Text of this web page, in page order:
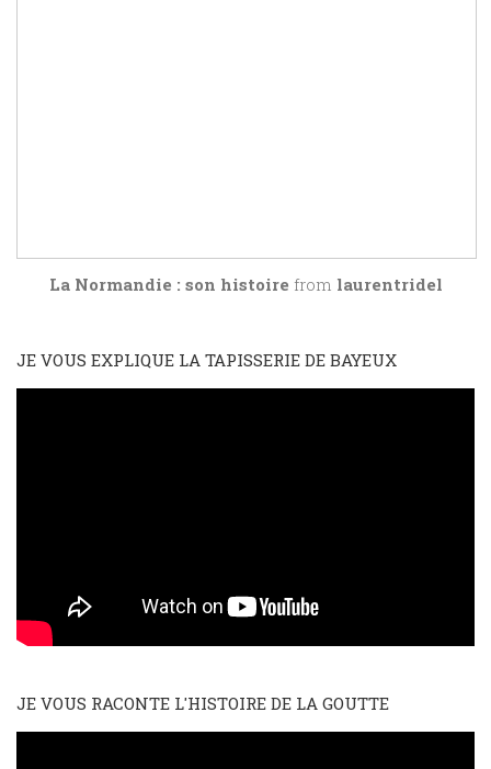
La Normandie : son histoire from laurentridel
JE VOUS EXPLIQUE LA TAPISSERIE DE BAYEUX
JE VOUS RACONTE L'HISTOIRE DE LA GOUTTE